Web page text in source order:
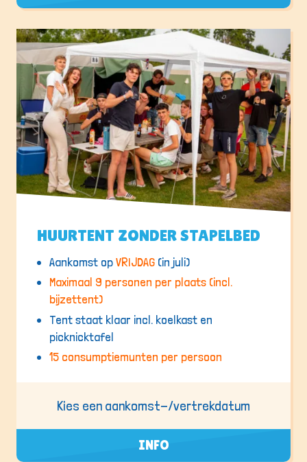
HUURTENT ZONDER STAPELBED
Aankomst opVRIJDAG (in juli)
Maximaal 9 personen per plaats (incl.
bijzettent)
Tent staat klaar incl. koelkast en
picknicktafel
15 consumptiemunten per persoon
Kies een aankomst-/vertrekdatum
INFO